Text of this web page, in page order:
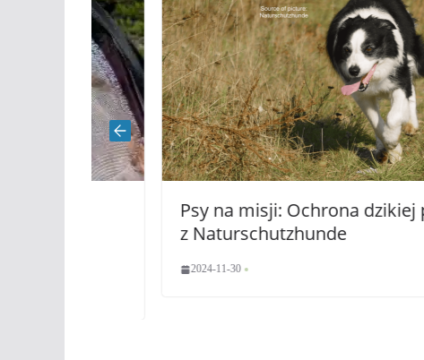
Psy na misji: Ochrona dzikiej przyrody
z Naturschutzhunde